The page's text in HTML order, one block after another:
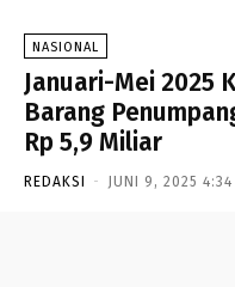
NASIONAL
Januari-Mei 2025
Barang
Rp 5,9 Miliar
REDAKSI - JUNI 9, 2025 4:34